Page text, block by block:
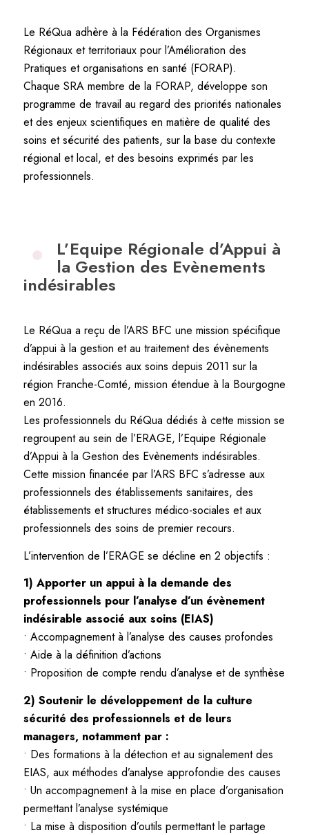
Le RéQua adhère à la Fédération des Organismes
Régionaux et territoriaux pour l’Amélioration des
Pratiques et organisations en santé (FORAP).
Chaque SRA membre de la FORAP, développe son
programme de travail au regard des priorités nationales
et des enjeux scientifiques en matière de qualité des
soins et sécurité des patients, sur la base du contexte
régional et local, et des besoins exprimés par les
professionnels.
L’Equipe Régionale d’Appui à
la Gestion des Evènements
indésirables
Le RéQua a reçu de l’ARS BFC une mission spécifique
d’appui à la gestion et au traitement des évènements
indésirables associés aux soins depuis 2011 sur la
région Franche-Comté, mission étendue à la Bourgogne
en 2016.
Les professionnels du RéQua dédiés à cette mission se
regroupent au sein de l’ERAGE, l’Equipe Régionale
d’Appui à la Gestion des Evènements indésirables.
Cette mission financée par l’ARS BFC s’adresse aux
professionnels des établissements sanitaires, des
établissements et structures médico-sociales et aux
professionnels des soins de premier recours.
L’intervention de l’ERAGE se décline en 2 objectifs :
1) Apporter un appui à la demande des
professionnels pour l’analyse d’un évènement
indésirable associé aux soins (EIAS)
• Accompagnement à l’analyse des causes profondes
• Aide à la définition d’actions
• Proposition de compte rendu d’analyse et de synthèse
2) Soutenir le développement de la culture
sécurité des professionnels et de leurs
managers, notamment par :
• Des formations à la détection et au signalement des
EIAS, aux méthodes d’analyse approfondie des causes
• Un accompagnement à la mise en place d’organisation
permettant l’analyse systémique
• La mise à disposition d’outils permettant le partage